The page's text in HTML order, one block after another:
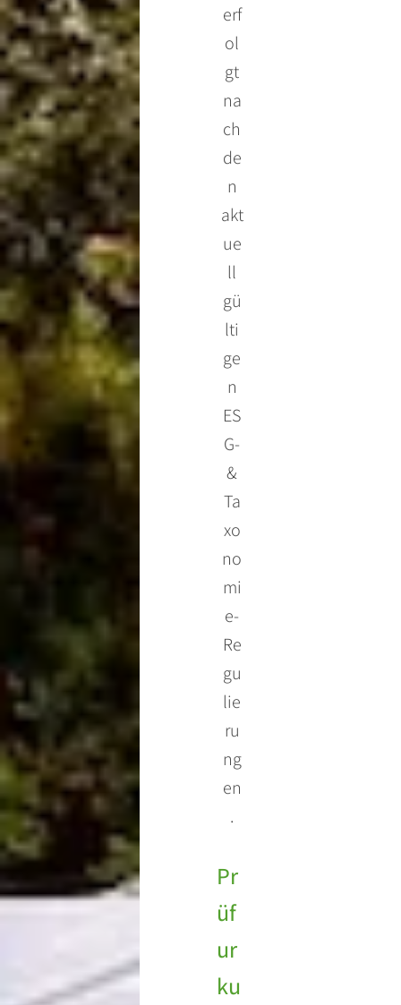
erf
ol
gt
na
ch
de
n
akt
ue
ll
gü
lti
ge
n
ES
G-
&
Ta
xo
no
mi
e-
Re
gu
lie
ru
ng
en
.
Pr
üf
ur
ku